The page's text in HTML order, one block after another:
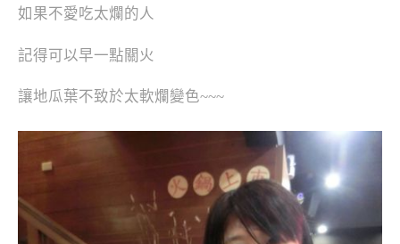
如果不愛吃太爛的人
記得可以早一點關火
讓地瓜葉不致於太軟爛變色~~~